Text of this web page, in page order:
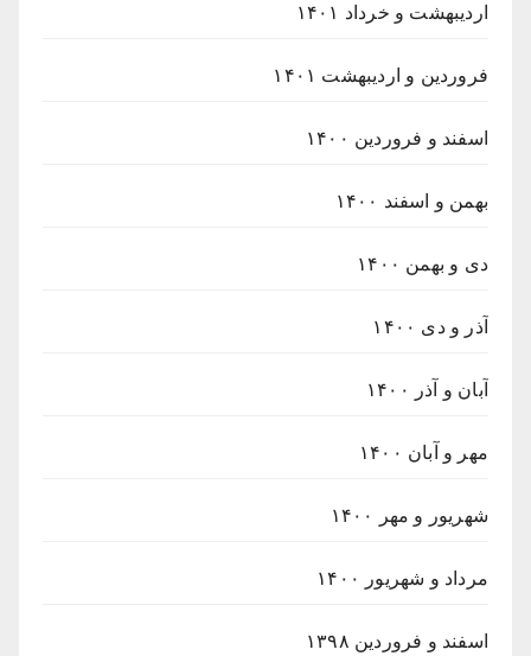
اردیبهشت و خرداد ۱۴۰۱
فروردین و اردیبهشت ۱۴۰۱
اسفند و فروردین ۱۴۰۰
بهمن و اسفند ۱۴۰۰
دی و بهمن ۱۴۰۰
آذر و دی ۱۴۰۰
آبان و آذر ۱۴۰۰
مهر و آبان ۱۴۰۰
شهریور و مهر ۱۴۰۰
مرداد و شهریور ۱۴۰۰
اسفند و فروردین ۱۳۹۸